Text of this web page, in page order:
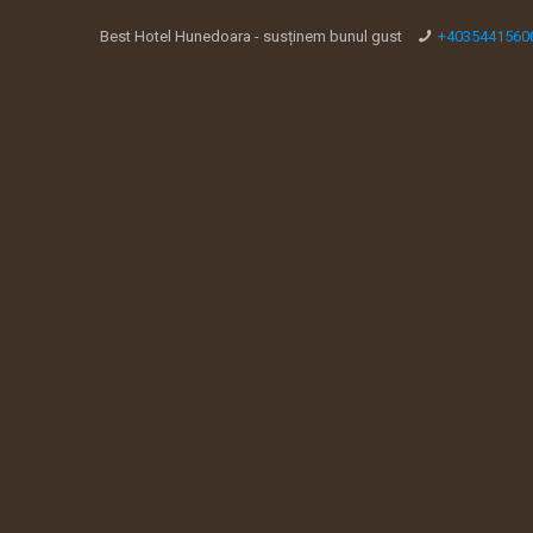
Best Hotel Hunedoara - susținem bunul gust